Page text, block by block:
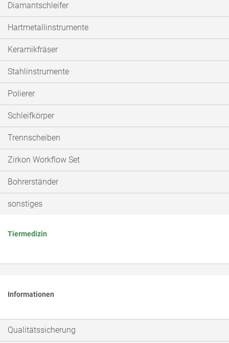
Diamantschleifer
Hartmetallinstrumente
Keramikfräser
Stahlinstrumente
Polierer
Schleifkörper
Trennscheiben
Zirkon Workflow Set
Bohrerständer
sonstiges
Tiermedizin
Informationen
Qualitätssicherung